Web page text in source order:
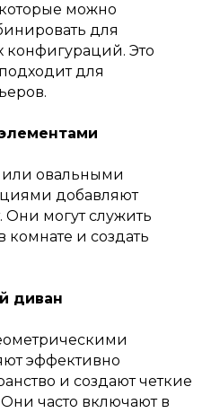
можно
для
конфигураций. Это
для
овальными
добавляют
Они могут служить
и создать
диван
эффективно
и создают четкие
часто включают в
70